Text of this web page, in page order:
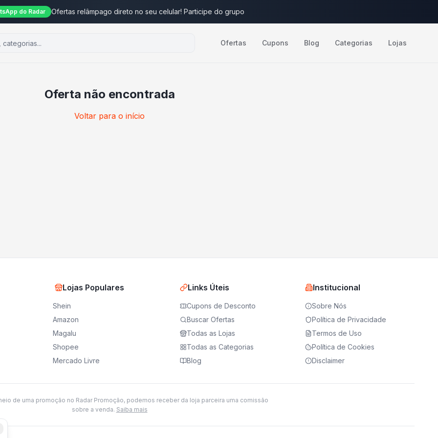
do Radar Ofertas relâmpago direto no seu celular! Participe do grupo
Ofertas Cupons Blog Categorias Lojas
Oferta não encontrada
Voltar para o início
Lojas Populares
Shein
Amazon
Magalu
Shopee
Mercado Livre
Links Úteis
Cupons de Desconto
Buscar Ofertas
Todas as Lojas
Todas as Categorias
Blog
Institucional
Sobre Nós
Política de Privacidade
Termos de Uso
Política de Cookies
Disclaimer
de uma promoção no Radar Promoção, podemos receber da loja parceira uma comissão
sobre a venda. Saiba mais